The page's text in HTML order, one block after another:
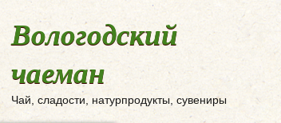
Вологодский
чаеман
Чай, сладости, натурпродукты, сувениры